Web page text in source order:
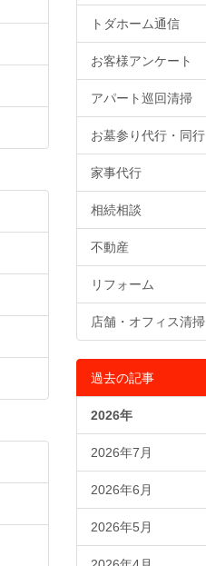
トダホーム通信
お客様アンケート
アパート巡回清掃
お墓参り代行・同行
家事代行
相続相談
不動産
リフォーム
店舗・オフィス清掃
過去の記事
2026年
2026年7月
2026年6月
2026年5月